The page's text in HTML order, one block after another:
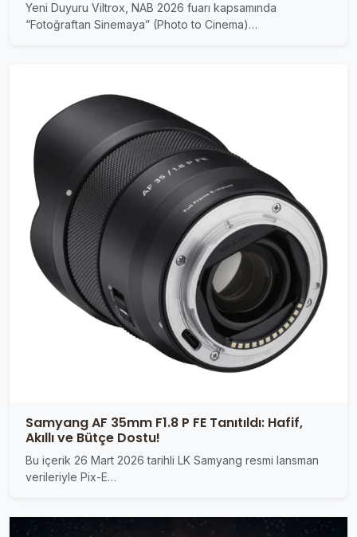
Yeni Duyuru Viltrox, NAB 2026 fuarı kapsamında
“Fotoğraftan Sinemaya” (Photo to Cinema)…
Samyang AF 35mm F1.8 P FE Tanıtıldı: Hafif,
Akıllı ve Bütçe Dostu!
Bu içerik 26 Mart 2026 tarihli LK Samyang resmi lansman
verileriyle Pix-E…